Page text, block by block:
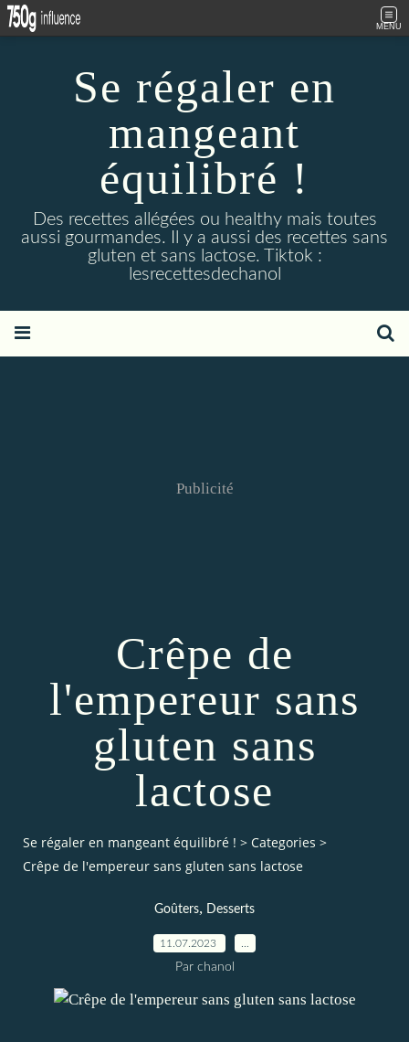
MENU
Se régaler en
mangeant
équilibré !
Des recettes allégées ou healthy mais toutes
aussi gourmandes. Il y a aussi des recettes sans
gluten et sans lactose. Tiktok :
lesrecettesdechanol
Publicité
Crêpe de
l'empereur sans
gluten sans
lactose
Se régaler en mangeant équilibré ! > Categories >
Crêpe de l'empereur sans gluten sans lactose
Goûters, Desserts
11.07.2023
Par chanol